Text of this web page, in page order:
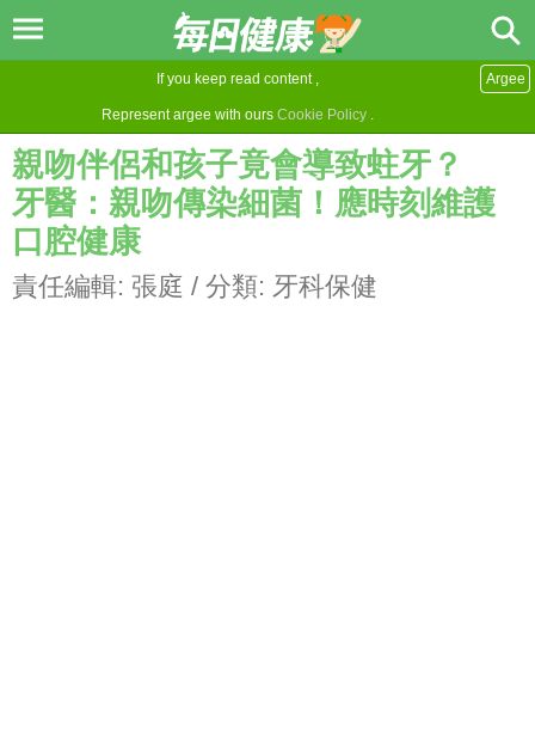
If you keep read content ,
Represent argee with ours Cookie Policy .
Argee
親吻伴侶和孩子竟會導致蛀牙？
牙醫：親吻傳染細菌！應時刻維護
口腔健康
責任編輯: 張庭 / 分類: 牙科保健